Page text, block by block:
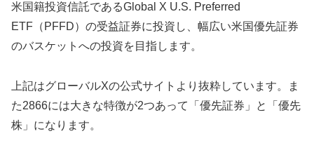
米国籍投資信託であるGlobal X U.S. Preferred
ETF（PFFD）の受益証券に投資し、幅広い米国優先証券
のバスケットへの投資を目指します。
上記はグローバルXの公式サイトより抜粋しています。ま
た2866には大きな特徴が2つあって「優先証券」と「優先
株」になります。